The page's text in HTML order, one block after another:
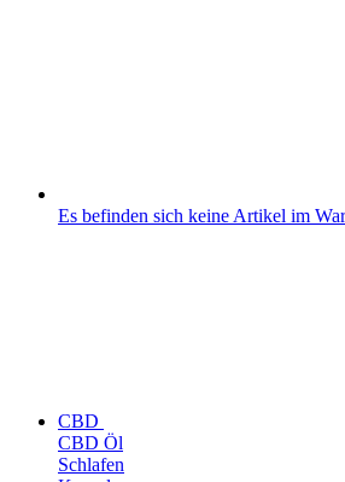
Es befinden sich keine Artikel im
CBD
CBD Öl
Schlafen